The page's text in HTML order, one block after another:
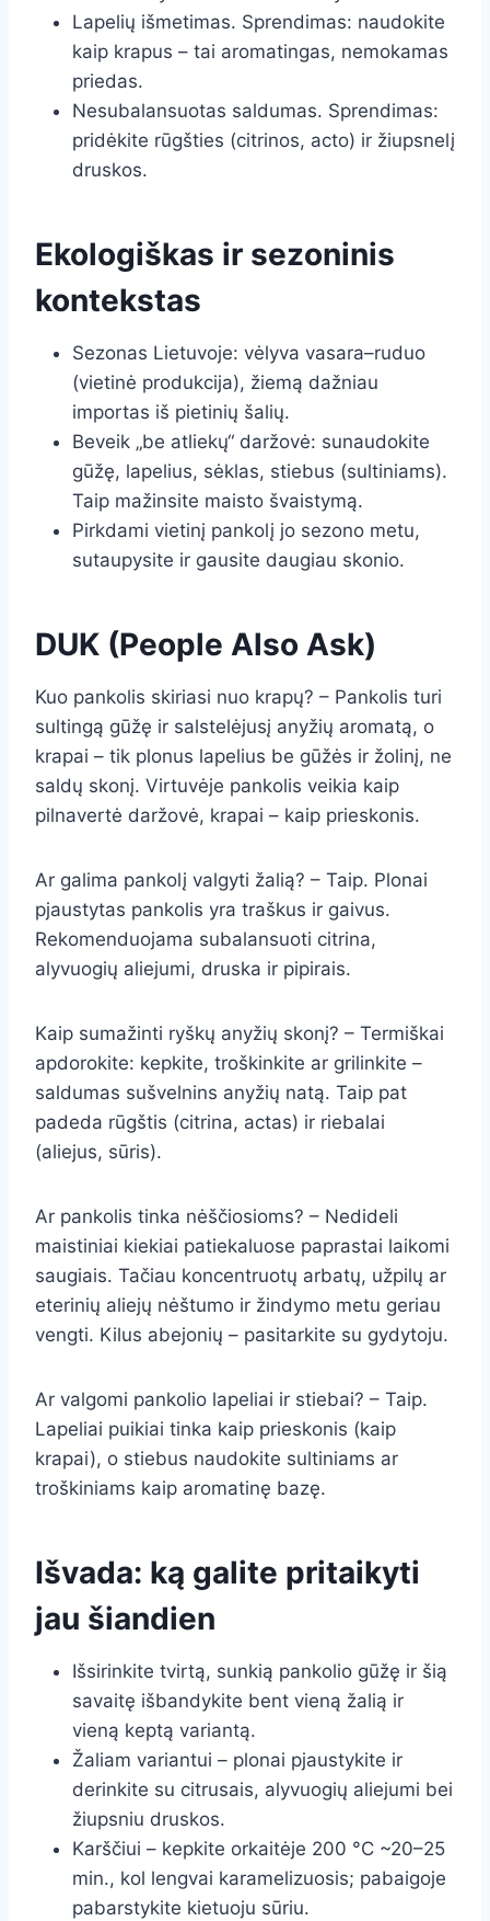
Lapelių išmetimas. Sprendimas: naudokite
kaip krapus – tai aromatingas, nemokamas
priedas.
Nesubalansuotas saldumas. Sprendimas:
pridėkite rūgšties (citrinos, acto) ir žiupsnelį
druskos.
Ekologiškas ir sezoninis
kontekstas
Sezonas Lietuvoje: vėlyva vasara–ruduo
(vietinė produkcija), žiemą dažniau
importas iš pietinių šalių.
Beveik „be atliekų“ daržovė: sunaudokite
gūžę, lapelius, sėklas, stiebus (sultiniams).
Taip mažinsite maisto švaistymą.
Pirkdami vietinį pankolį jo sezono metu,
sutaupysite ir gausite daugiau skonio.
DUK (People Also Ask)
Kuo pankolis skiriasi nuo krapų? – Pankolis turi
sultingą gūžę ir salstelėjusį anyžių aromatą, o
krapai – tik plonus lapelius be gūžės ir žolinį, ne
saldų skonį. Virtuvėje pankolis veikia kaip
pilnavertė daržovė, krapai – kaip prieskonis.
Ar galima pankolį valgyti žalią? – Taip. Plonai
pjaustytas pankolis yra traškus ir gaivus.
Rekomenduojama subalansuoti citrina,
alyvuogių aliejumi, druska ir pipirais.
Kaip sumažinti ryškų anyžių skonį? – Termiškai
apdorokite: kepkite, troškinkite ar grilinkite –
saldumas sušvelnins anyžių natą. Taip pat
padeda rūgštis (citrina, actas) ir riebalai
(aliejus, sūris).
Ar pankolis tinka nėščiosioms? – Nedideli
maistiniai kiekiai patiekaluose paprastai laikomi
saugiais. Tačiau koncentruotų arbatų, užpilų ar
eterinių aliejų nėštumo ir žindymo metu geriau
vengti. Kilus abejonių – pasitarkite su gydytoju.
Ar valgomi pankolio lapeliai ir stiebai? – Taip.
Lapeliai puikiai tinka kaip prieskonis (kaip
krapai), o stiebus naudokite sultiniams ar
troškiniams kaip aromatinę bazę.
Išvada: ką galite pritaikyti
jau šiandien
Išsirinkite tvirtą, sunkią pankolio gūžę ir šią
savaitę išbandykite bent vieną žalią ir
vieną keptą variantą.
Žaliam variantui – plonai pjaustykite ir
derinkite su citrusais, alyvuogių aliejumi bei
žiupsniu druskos.
Karščiui – kepkite orkaitėje 200 °C ~20–25
min., kol lengvai karamelizuosis; pabaigoje
pabarstykite kietuoju sūriu.